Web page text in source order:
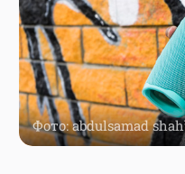
Фото: abdulsamad